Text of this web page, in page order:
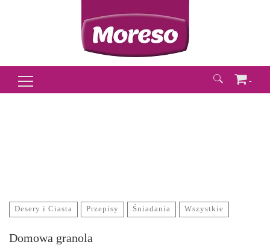
-
Szukaj:
Desery i Ciasta Przepisy Śniadania Wszystkie
Domowa granola